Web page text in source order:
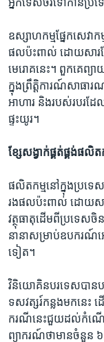
ឧស្សាហកម្ម​ផ្នែក​សេវ
ផល​ប៉ះពាល់ ដោយសារ​តែ​
មេរោគ​នេះ។ ពួកគេ​ព្
ក្នុង​ព្រឹត្តិការណ៍​សាធារ
អាហារ និង​របស់របរ​ដែ
ផ្ទះ​យូរ។
ខ្សែ​សង្វាក់​ផ្គត់ផ្គង់​ផលិត
ផលិតកម្ម​នៅ​ក្នុង​ប្រទ
រង​ផល​ប៉ះពាល់ ដោយសា
វត្ថុធាតុ​ដើម​ពី​ប្រទេស​ចិ
នានា​សម្រាប់​ឧបករណ៍​អ
ទៀត។
វិនិយោគិន​បរទេស​បាន​ប
ទសវត្សរ៍​កន្លង​មក​នេះ
ករណី​នេះ​ជួយ​ដល់​កំណើន​ស
ព្យាករណ៍​ថា​មាន​ចំនួន